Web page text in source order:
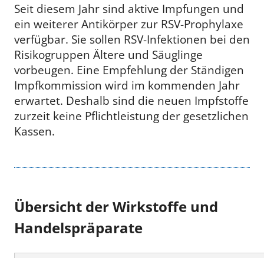
Seit diesem Jahr sind aktive Impfungen und
ein weiterer Antikörper zur RSV-Prophylaxe
verfügbar. Sie sollen RSV-Infektionen bei den
Risikogruppen Ältere und Säuglinge
vorbeugen. Eine Empfehlung der Ständigen
Impfkommission wird im kommenden Jahr
erwartet. Deshalb sind die neuen Impfstoffe
zurzeit keine Pflichtleistung der gesetzlichen
Kassen.
Übersicht der Wirkstoffe und
Handelspräparate